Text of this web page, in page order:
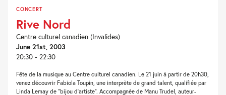
CONCERT
Rive Nord
Centre culturel canadien (Invalides)
June 21st, 2003
20:30 - 22:30
Fête de la musique au Centre culturel canadien. Le 21 juin à partir de 20h30,
venez découvrir Fabiola Toupin, une interprète de grand talent, qualifiée par
Linda Lemay de “bijou d’artiste”. Accompagnée de Manu Trudel, auteur-